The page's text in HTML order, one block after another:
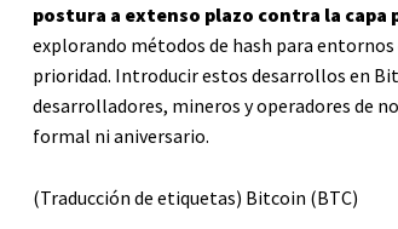
postura a extenso plazo contra la
explorando métodos de hash para
prioridad. Introducir estos desarrollos en
desarrolladores, mineros y operadores de
formal ni aniversario.
(Traducción de etiquetas) Bitcoin (BTC)